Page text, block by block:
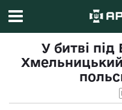
У битві